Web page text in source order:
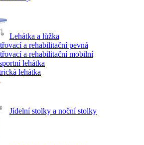
Lehátka a lůžka
a rehabilitační pevná
a rehabilitační mobilní
lehátka
lehátka
Jídelní stolky a noční stolky